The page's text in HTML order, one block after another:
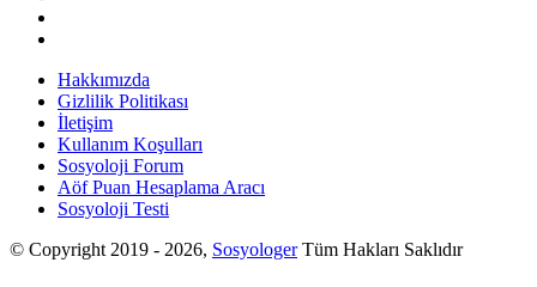
Hakkımızda
Gizlilik Politikası
İletişim
Kullanım Koşulları
Sosyoloji Forum
Aöf Puan Hesaplama Aracı
Sosyoloji Testi
© Copyright 2019 - 2026, SosyologerTüm Hakları Saklıdır